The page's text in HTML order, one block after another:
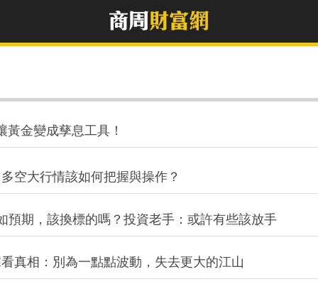
金變成孳息工具！
空大行情該如何把握與操作？
預期，該換標的嗎？投資老手：或許有些該放手
真相：別為一點點波動，失去更大的江山